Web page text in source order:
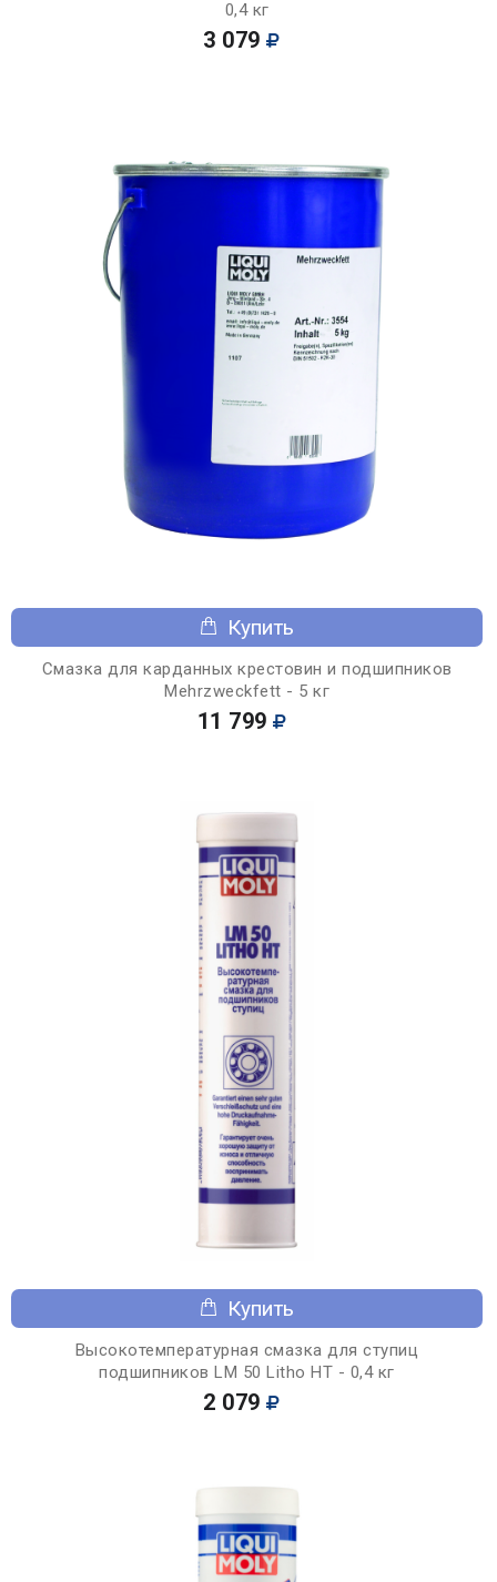
0,4 кг
3 079
Купить
Смазка для карданных крестовин и подшипников
Mehrzweckfett - 5 кг
11 799
Купить
Высокотемпературная смазка для ступиц
подшипников LM 50 Litho HT - 0,4 кг
2 079